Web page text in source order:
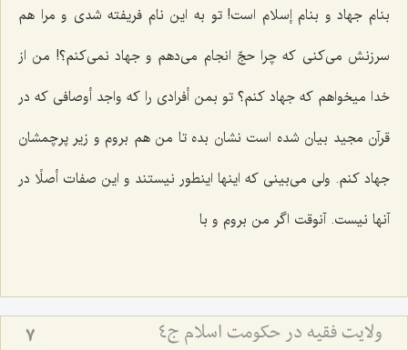
بنام جهاد و بنام إسلام است! تو به این نام فریفته شدى و مرا هم
سرزنش مى‌كنى كه چرا حجّ انجام مى‌دهم و جهاد نمى‌كنم؟! من از
خدا میخواهم كه جهاد كنم؟ تو بمن أفرادى را كه واجد أوصافى كه در
قرآن مجید بیان شده است نشان بده تا من هم بروم و زیر پرچمشان
جهاد كنم. ولى مى‌بینى كه اینها اینطور نیستند و این صفات أصلًا در
آنها نیست. آنوقت اگر من بروم و با
ولایت فقیه در حکومت اسلام ج4 7